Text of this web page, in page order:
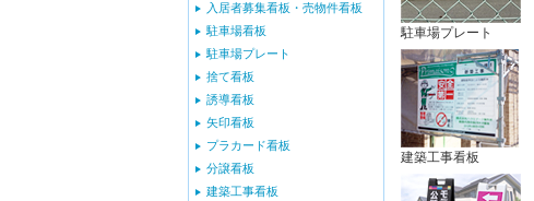
駐車場プレート
建築工事看板
入居者募集看板・売物件看板
駐車場看板
駐車場プレート
捨て看板
誘導看板
矢印看板
プラカード看板
分譲看板
建築工事看板